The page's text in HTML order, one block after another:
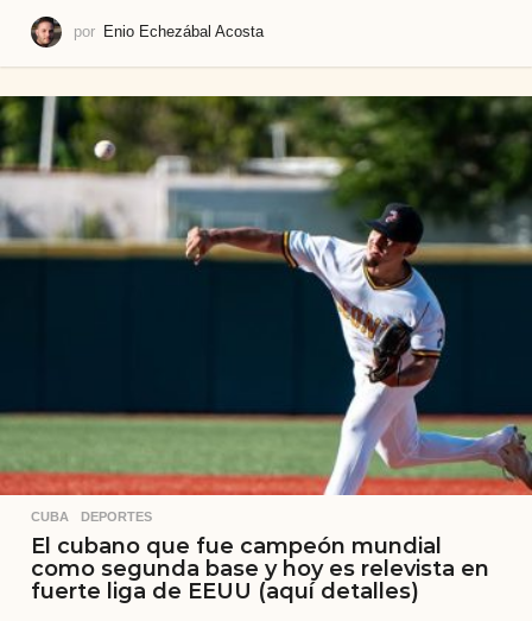
por Enio Echezábal Acosta
CUBA ,DEPORTES
El cubano que fue campeón mundial
como segunda base y hoy es relevista en
fuerte liga de EEUU (aquí detalles)